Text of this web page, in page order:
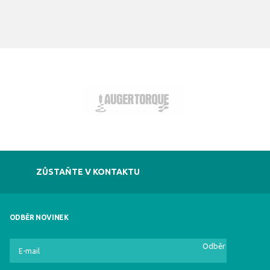
ZŮSTAŇTE V KONTAKTU
ODBĚR NOVINEK
Odběr